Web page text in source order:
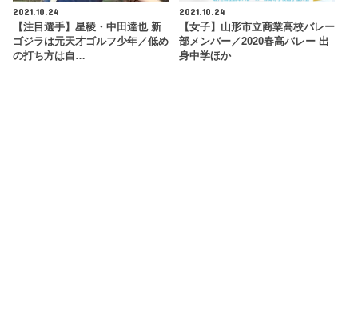
2021.10.24
【注目選手】星稜・中田達也 新
ゴジラは元天才ゴルフ少年／低め
の打ち方は自…
2021.10.24
【女子】山形市立商業高校バレー
部メンバー／2020春高バレー 出
身中学ほか